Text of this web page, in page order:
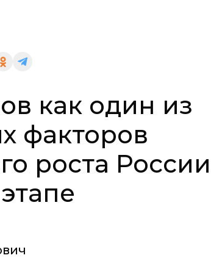
как один из
факторов
роста